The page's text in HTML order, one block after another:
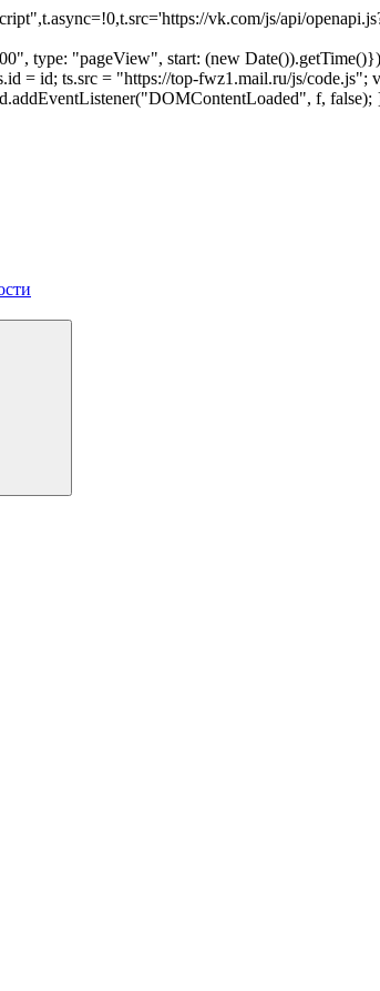
vk.com/js/api/
type: "pageView", start: (new
= id; ts.src = "https://top-fwz1.mail.ru/js/
f,